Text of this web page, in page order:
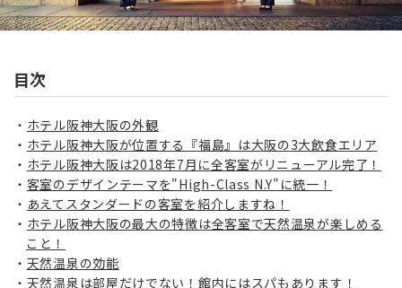
目次
ホテル阪神大阪の外観
ホテル阪神大阪が位置する『福島』は大阪の3大飲食エリア
ホテル阪神大阪は2018年7月に全客室がリニューアル完了！
客室のデザインテーマを"High-Class N.Y"に統一！
あえてスタンダードの客室を紹介しますね！
ホテル阪神大阪の最大の特徴は全客室で天然温泉が楽しめる
こと！
天然温泉の効能
天然温泉は部屋だけでない！館内にはスパもあります！